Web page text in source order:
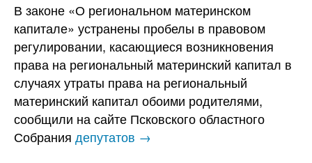
В законе «О региональном материнском
капитале» устранены пробелы в правовом
регулировании, касающиеся возникновения
права на региональный материнский капитал в
случаях утраты права на региональный
материнский капитал обоими родителями,
сообщили на сайте Псковского областного
Собрания депутатов →